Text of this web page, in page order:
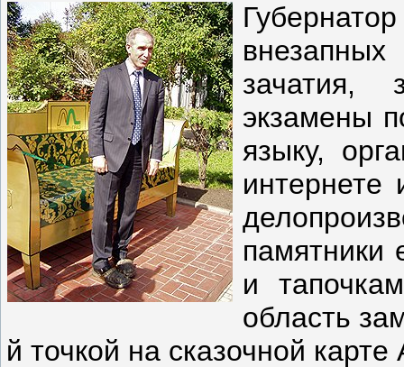
зачатия,
экзамены
языку,
интернете
и
область
й точкой на сказочной